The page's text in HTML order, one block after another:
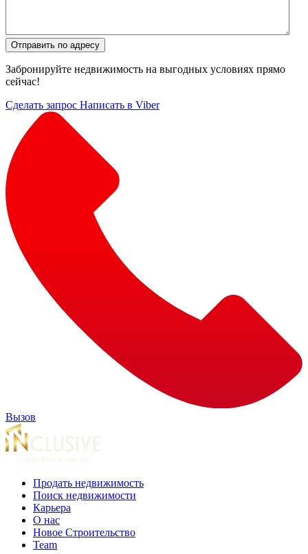
Отправить по адресу
Забронируйте недвижимость на выгодных условиях прямо
сейчас!
Сделать запрос Написать в Viber
Вызов
Продать недвижимость
Поиск недвижимости
Карьера
О нас
Новое Строительство
Team